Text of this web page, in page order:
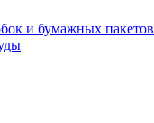
и бумажных пакетов